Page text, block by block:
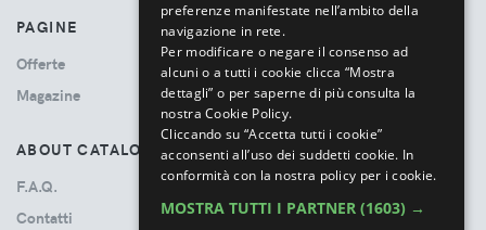
PAGINE
Offerte
Magazine
ABOUT CATALOVE
F.A.Q.
Contatti
preferenze manifestate nell’ambito della
navigazione in rete.
Per modificare o negare il consenso ad
alcuni o a tutti i cookie clicca “Mostra
dettagli” o per saperne di più consulta la
nostra Cookie Policy.
Cliccando su “Accetta tutti i cookie”
acconsenti all’uso dei suddetti cookie. In
conformità con la nostra policy per i cookie.
MOSTRA TUTTI I PARTNER (1603) →